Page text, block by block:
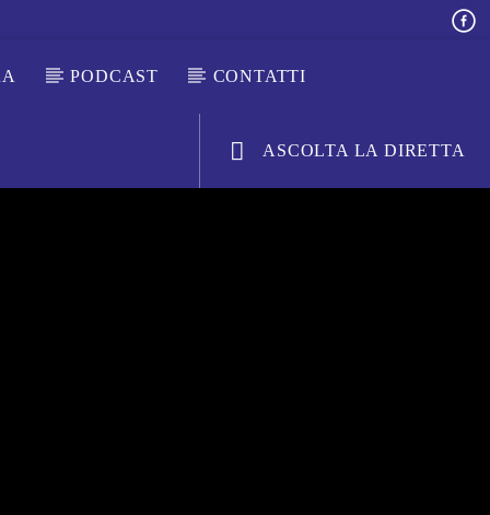
PODCAST CONTATTI
ASCOLTA LA DIRETTA